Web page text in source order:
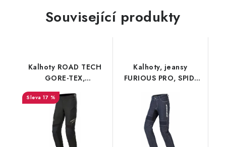
Související produkty
Kalhoty ROAD TECH
GORE-TEX,
ALPINESTARS (černá/
černá)
17 %
Kalhoty, jeansy
FURIOUS PRO, SPIDI